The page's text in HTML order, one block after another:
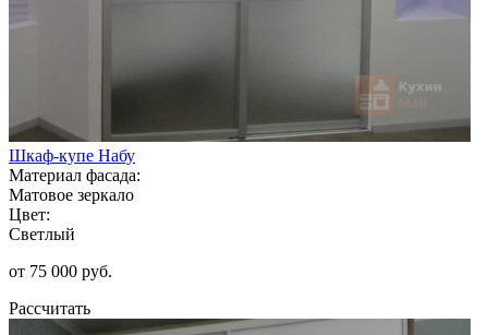
Шкаф-купе Набу
Материал фасада:
Матовое зеркало
Цвет:
Светлый
от 75 000 руб.
Рассчитать